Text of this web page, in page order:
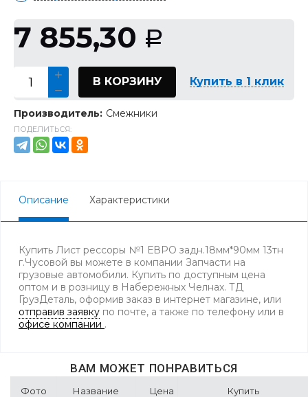
7 855,30 Р
В КОРЗИНУ Купить в 1 клик
Производитель: Смежники
ПОДЕЛИТЬСЯ:
Описание Характеристики
Купить Лист рессоры №1 ЕВРО задн.18мм*90мм 13тн
г.Чусовой вы можете в компании Запчасти на
грузовые автомобили. Купить по доступным цена
оптом и в розницу в Набережных Челнах. ТД
ГрузДеталь, оформив заказ в интернет магазине, или
отправив заявку по почте, а также по телефону или в
офисе компании .
ВАМ МОЖЕТ ПОНРАВИТЬСЯ
Фото Название Цена Купить